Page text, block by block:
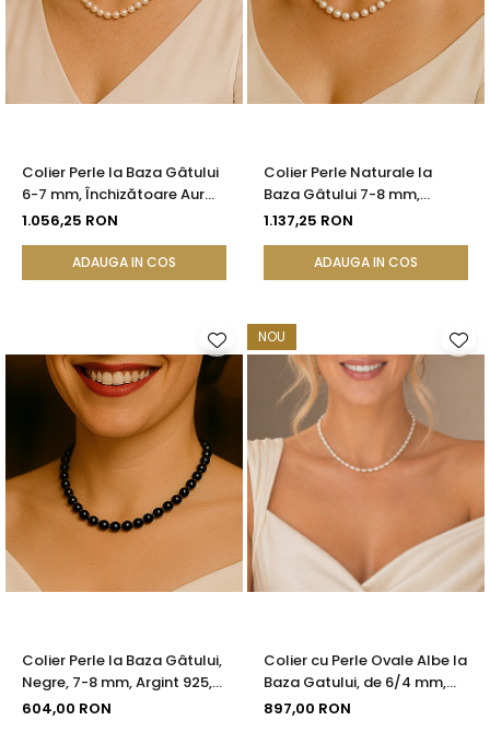
Colier Perle la Baza Gâtului
6-7 mm, Închizătoare Aur
14K | KASKADDA®
1.056,25 RON
ADAUGA IN COS
Colier Perle Naturale la
Baza Gâtului 7-8 mm,
Închizătoare Aur 14K |
1.137,25 RON
ADAUGA IN COS
Colier Perle la Baza Gâtului,
Negre, 7-8 mm, Argint 925,
Reglabil | KASKADDA®
604,00 RON
NOU
Colier cu Perle Ovale Albe la
Baza Gatului, de 6/4 mm,
Calitate AAA, Aur 14K |
897,00 RON